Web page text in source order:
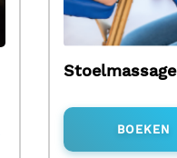
Stoelmassage
BOEKEN